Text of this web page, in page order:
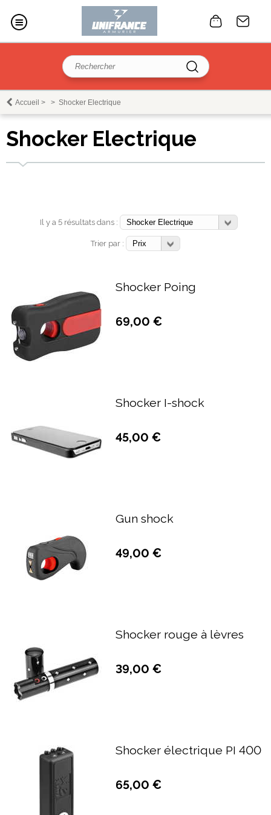
Accueil > > Shocker Electrique
Shocker Electrique
Il y a 5 résultats dans :
Trier par :
Shocker Poing
69,00 €
Shocker I-shock
45,00 €
Gun shock
49,00 €
Shocker rouge à lèvres
39,00 €
Shocker électrique PI 400
65,00 €